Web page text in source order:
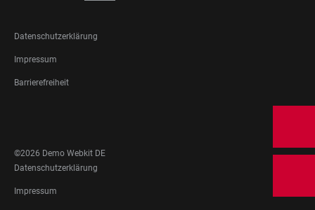
FOOTER
LEGAL
Datenschutzerklärung
Impressum
Barrierefreiheit
MEDIA
©2026 Demo Webkit DE
FOOTER
LEGAL
Datenschutzerklärung
Impressum